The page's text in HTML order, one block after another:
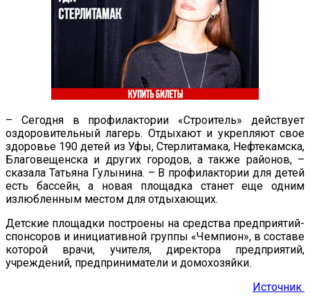
– Сегодня в профилактории «Строитель» действует
оздоровительный лагерь. Отдыхают и укрепляют свое
здоровье 190 детей из Уфы, Стерлитамака, Нефтекамска,
Благовещенска и других городов, а также районов, –
сказала Татьяна Гулынина. – В профилактории для детей
есть бассейн, а новая площадка станет еще одним
излюбленным местом для отдыхающих.
Детские площадки построены на средства предприятий-
спонсоров и инициативной группы «Чемпион», в составе
которой врачи, учителя, директора предприятий,
учреждений, предприниматели и домохозяйки.
Источник